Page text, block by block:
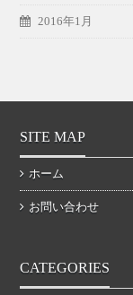
2016年1月
SITE MAP
ホーム
お問い合わせ
CATEGORIES